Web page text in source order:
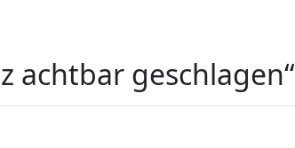
achtbar geschlagen“